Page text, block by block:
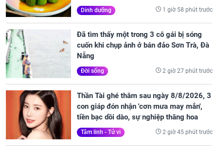
Dinh dưỡng 1 giờ 58 phút trước
Đã tìm thấy một trong 3 cô gái bị sóng
cuốn khi chụp ảnh ở bán đảo Sơn Trà, Đà
Nẵng
Đời sống 2 giờ 27 phút trước
Thần Tài ghé thăm sau ngày 8/8/2026, 3
con giáp đón nhận 'cơn mưa may mắn',
tiền bạc dồi dào, sự nghiệp thăng hoa
Tâm linh - Tử vi 2 giờ 45 phút trước